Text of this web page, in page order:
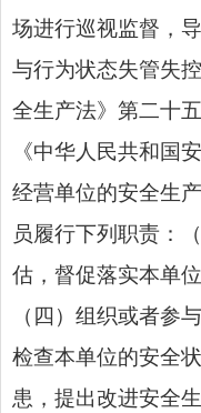
场进行巡视监督，
与行为状态失管失
全生产法》第二十
《中华人民共和国
经营单位的安全生
员履行下列职责：
估，督促落实本单
（四）组织或者参
检查本单位的安全
患，提出改进安全